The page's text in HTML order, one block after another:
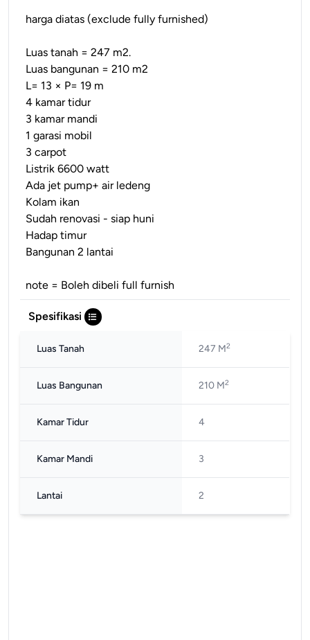
harga diatas (exclude fully furnished)
Luas tanah = 247 m2.
Luas bangunan = 210 m2
L= 13 × P= 19 m
4 kamar tidur
3 kamar mandi
1 garasi mobil
3 carpot
Listrik 6600 watt
Ada jet pump+ air ledeng
Kolam ikan
Sudah renovasi - siap huni
Hadap timur
Bangunan 2 lantai
note = Boleh dibeli full furnish
Spesifikasi
Luas Tanah 247 M2
Luas Bangunan 210 M2
Kamar Tidur 4
Kamar Mandi 3
Lantai 2